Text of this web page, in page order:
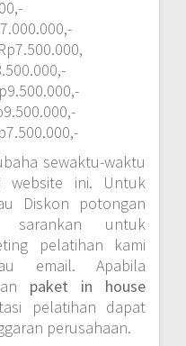
sewaktu-waktu
website ini. Untuk
Diskon potongan
sarankan untuk
pelatihan kami
email. Apabila
paket in house
pelatihan dapat
perusahaan.